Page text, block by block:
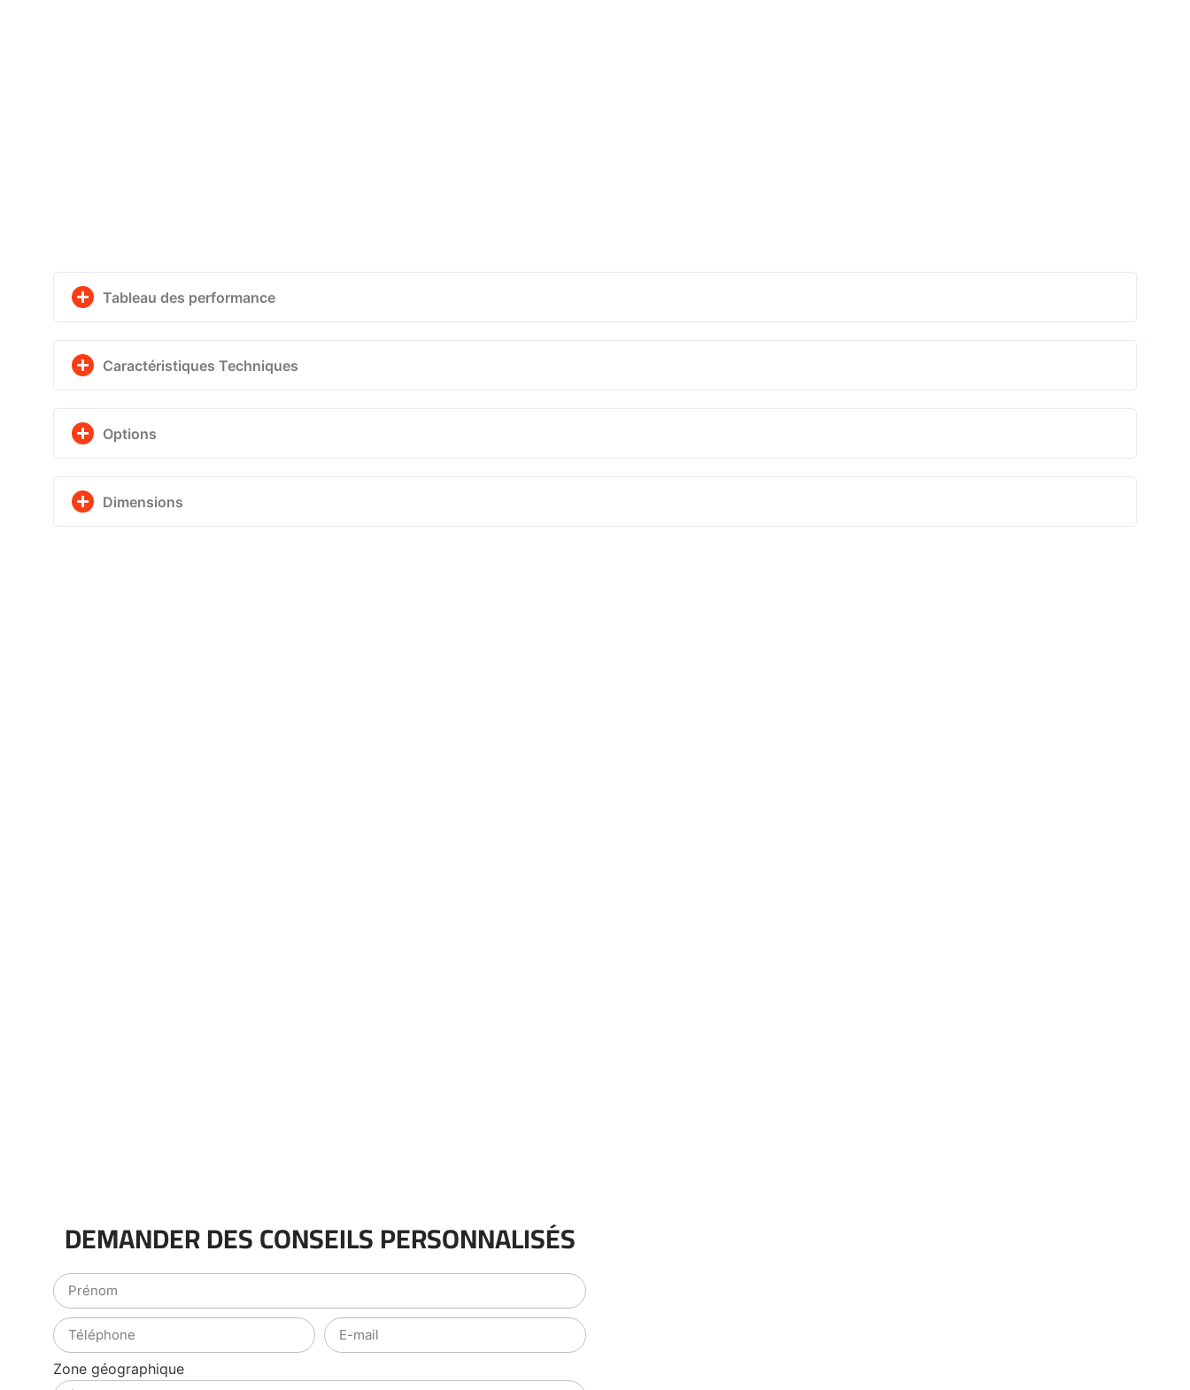
Tableau des performance
Caractéristiques Techniques
Options
Dimensions
DEMANDER DES CONSEILS PERSONNALISÉS
Zone géographique